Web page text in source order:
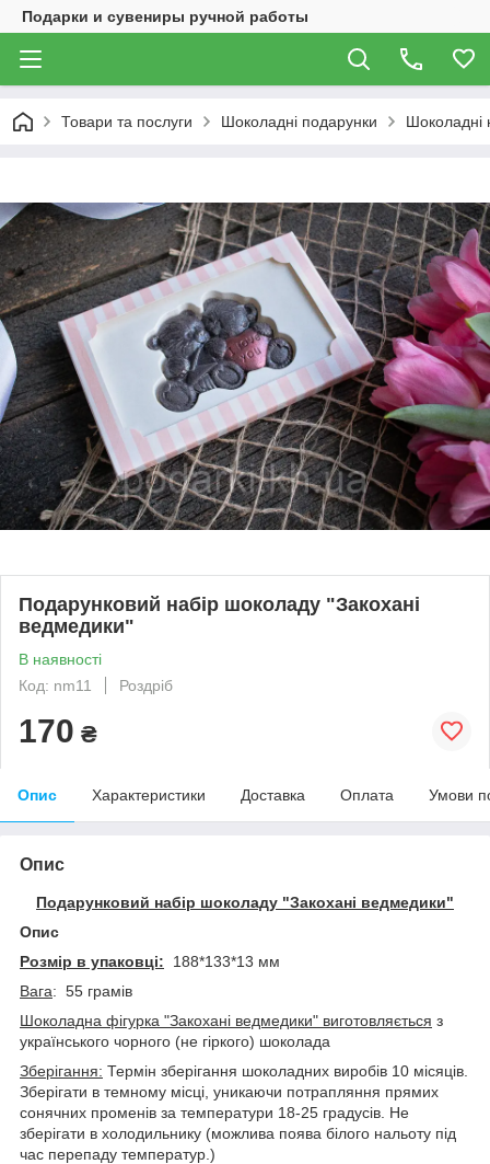
Подарки и сувениры ручной работы
Товари та послуги Шоколадні подарунки Шоколадні
Подарунковий набір шоколаду "Закохані
ведмедики"
В наявності
Код: nm11
Роздріб
170 ₴
Опис Характеристики Доставка Оплата Умови
Опис
Подарунковий набір шоколаду "Закохані ведмедики"
Опис
Розмір в упаковці: 188*133*13 мм
Вага: 55 грамів
Шоколадна фігурка "Закохані ведмедики" виготовляється з
українського чорного (не гіркого) шоколада
Зберігання: Термін зберігання шоколадних виробів 10 місяців.
Зберігати в темному місці, уникаючи потрапляння прямих
сонячних променів за температури 18-25 градусів. Не
зберігати в холодильнику (можлива поява білого нальоту під
час перепаду температур.)